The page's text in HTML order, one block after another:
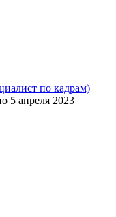
по кадрам)
5 апреля 2023